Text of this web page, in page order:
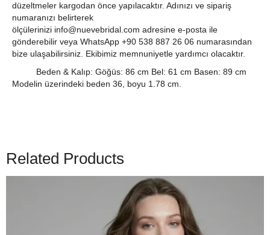
düzeltmeler kargodan önce yapılacaktır. Adınızı ve sipariş
numaranızı belirterek
ölçülerinizi info@nuevebridal.com adresine e-posta ile
gönderebilir veya WhatsApp +90 538 887 26 06 numarasından
bize ulaşabilirsiniz. Ekibimiz memnuniyetle yardımcı olacaktır.
Beden & Kalıp: Göğüs: 86 cm Bel: 61 cm Basen: 89 cm
Modelin üzerindeki beden 36, boyu 1.78 cm.
Related Products